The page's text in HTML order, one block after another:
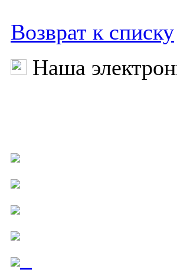
Возврат к списку
Наша